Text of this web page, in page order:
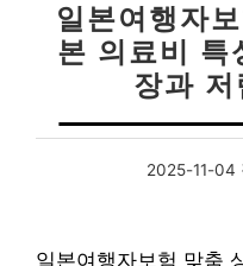
일본여행자
본 의료비 특
장과
2025-11-04
일본여행자보험 맞춤